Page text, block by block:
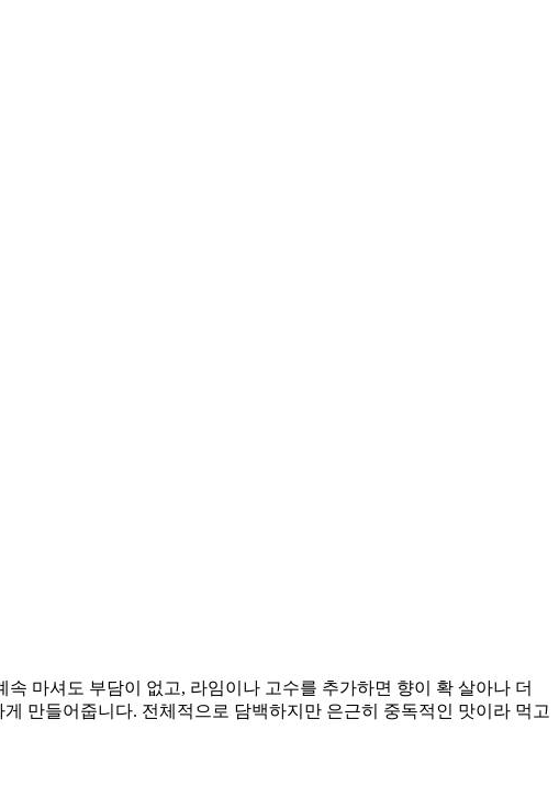
마셔도 부담이 없고, 라임이나 고수를 추가하면 향이 확 살아나 더
만들어줍니다. 전체적으로 담백하지만 은근히 중독적인 맛이라 먹고